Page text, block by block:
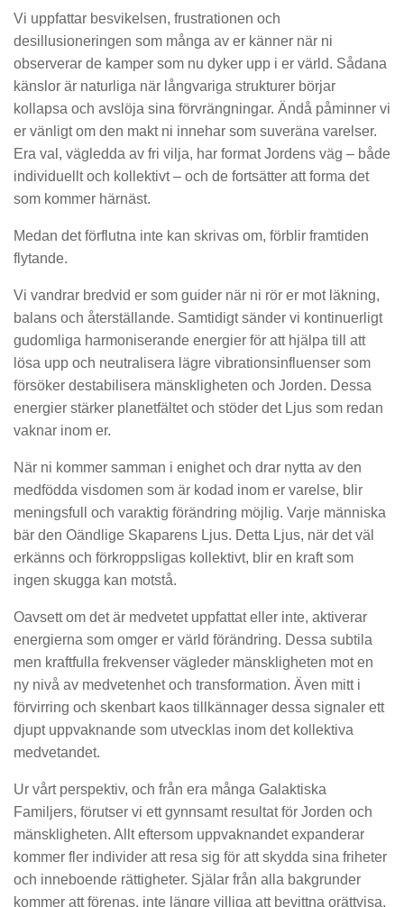
Vi uppfattar besvikelsen, frustrationen och
desillusioneringen som många av er känner när ni
observerar de kamper som nu dyker upp i er värld. Sådana
känslor är naturliga när långvariga strukturer börjar
kollapsa och avslöja sina förvrängningar. Ändå påminner vi
er vänligt om den makt ni innehar som suveräna varelser.
Era val, vägledda av fri vilja, har format Jordens väg – både
individuellt och kollektivt – och de fortsätter att forma det
som kommer härnäst.
Medan det förflutna inte kan skrivas om, förblir framtiden
flytande.
Vi vandrar bredvid er som guider när ni rör er mot läkning,
balans och återställande. Samtidigt sänder vi kontinuerligt
gudomliga harmoniserande energier för att hjälpa till att
lösa upp och neutralisera lägre vibrationsinfluenser som
försöker destabilisera mänskligheten och Jorden. Dessa
energier stärker planetfältet och stöder det Ljus som redan
vaknar inom er.
När ni kommer samman i enighet och drar nytta av den
medfödda visdomen som är kodad inom er varelse, blir
meningsfull och varaktig förändring möjlig. Varje människa
bär den Oändlige Skaparens Ljus. Detta Ljus, när det väl
erkänns och förkroppsligas kollektivt, blir en kraft som
ingen skugga kan motstå.
Oavsett om det är medvetet uppfattat eller inte, aktiverar
energierna som omger er värld förändring. Dessa subtila
men kraftfulla frekvenser vägleder mänskligheten mot en
ny nivå av medvetenhet och transformation. Även mitt i
förvirring och skenbart kaos tillkännager dessa signaler ett
djupt uppvaknande som utvecklas inom det kollektiva
medvetandet.
Ur vårt perspektiv, och från era många Galaktiska
Familjers, förutser vi ett gynnsamt resultat för Jorden och
mänskligheten. Allt eftersom uppvaknandet expanderar
kommer fler individer att resa sig för att skydda sina friheter
och inneboende rättigheter. Själar från alla bakgrunder
kommer att förenas, inte längre villiga att bevittna orättvisa,